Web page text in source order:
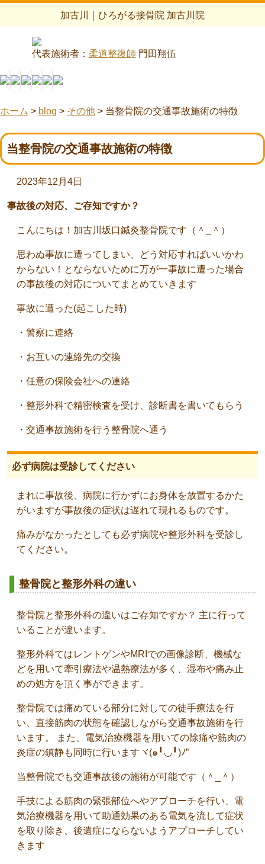
加古川｜ひろがる接骨院 加古川院
代表施術者： 柔道整復師 門田翔伍
ホーム > blog > その他 > 当整骨院の交通事故施術の特徴
当整骨院の交通事故施術の特徴
2023年12月4日
事故後の対応、ご存知ですか？
こんにちは！加古川坂口鍼灸整骨院です（＾_＾）
思わぬ事故に遭ってしまい、どう対応すればいいかわ
からない！とならないために万が一事故に遭った場合
の事故後の対応についてまとめていきます
事故に遭った(起こした時)
・警察に連絡
・お互いの連絡先の交換
・任意の保険会社への連絡
・整形外科で精密検査を受け、診断書を書いてもらう
・交通事故施術を行う整骨院へ通う
必ず病院は受診してください
まれに事故後、病院に行かずにお身体を放置するかた
がいますが事故後の症状は遅れて現れるものです。
痛みがなかったとしても必ず病院や整形外科を受診し
てください。
整骨院と整形外科の違い
整骨院と整形外科の違いはご存知ですか？ 主に行って
いることが違います。
整形外科てはレントゲンやMRIでの画像診断、機械な
どを用いて牽引療法や温熱療法が多く、湿布や痛み止
めの処方を頂く事ができます。
整骨院では痛めている部分に対しての徒手療法を行
い、直接筋肉の状態を確認しながら交通事故施術を行
います。 また、電気治療機器を用いての除痛や筋肉の
炎症の鎮静も同時に行いますヾ(๑╹◡╹)ﾉ”
当整骨院でも交通事故後の施術が可能です（＾_＾）
手技による筋肉の緊張部位へやアプローチを行い、電
気治療機器を用いて助通効果のある電気を流して症状
を取り除き、後遺症にならないようアプローチしてい
きます